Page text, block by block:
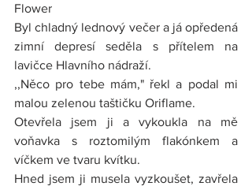
Flower
Byl chladný lednový večer a já opředená
zimní depresí seděla s přítelem na
lavičce Hlavního nádraží.
,,Něco pro tebe mám," řekl a podal mi
malou zelenou taštičku Oriflame.
Otevřela jsem ji a vykoukla na mě
voňavka s roztomilým flakónkem a
víčkem ve tvaru kvítku.
Hned jsem ji musela vyzkoušet, zavřela